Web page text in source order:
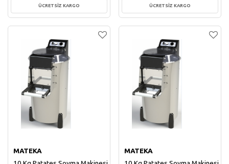
ÜCRETSİZ KARGO
Sepete Ekle
ÜCRETSİZ KARGO
Sepete Ekle
MATEKA
MATEKA